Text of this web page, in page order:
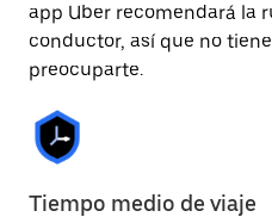
app Uber recomendará la
conductor, así que no
preocuparte.
Tiempo medio de viaje